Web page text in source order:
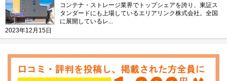
2023年12月15日
コンテナ・ストレージ業界でトップシェアを誇り、東証ス
タンダードにも上場しているエリアリンク株式会社。全国
に展開しているレ...